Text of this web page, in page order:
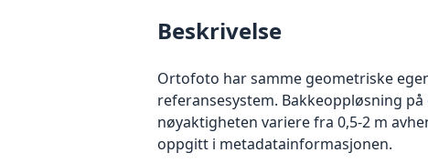
Beskrivelse
Ortofoto har samme geometriske
referansesystem. Bakkeoppløsning
nøyaktigheten variere fra 0,5-2 m
oppgitt i metadatainformasjonen.